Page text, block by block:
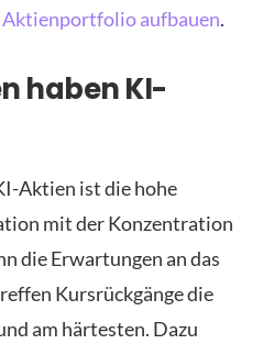
Aktienportfolio aufbauen.
haben KI-
Aktien ist die hohe
mit der Konzentration
die Erwartungen an das
Kursrückgänge die
am härtesten. Dazu